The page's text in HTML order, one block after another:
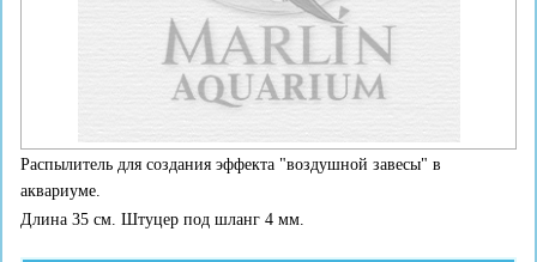
Распылитель для создания эффекта "воздушной завесы" в
аквариуме.
Длина 35 см. Штуцер под шланг 4 мм.